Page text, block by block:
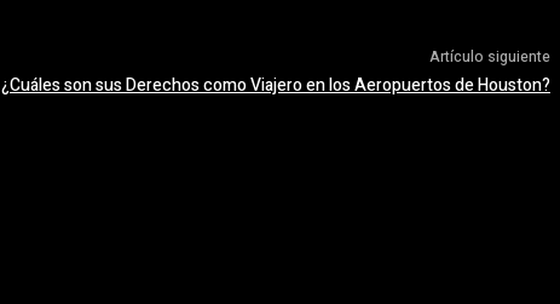
Artículo siguiente
¿Cuáles son sus Derechos como Viajero en los Aeropuertos de Houston?